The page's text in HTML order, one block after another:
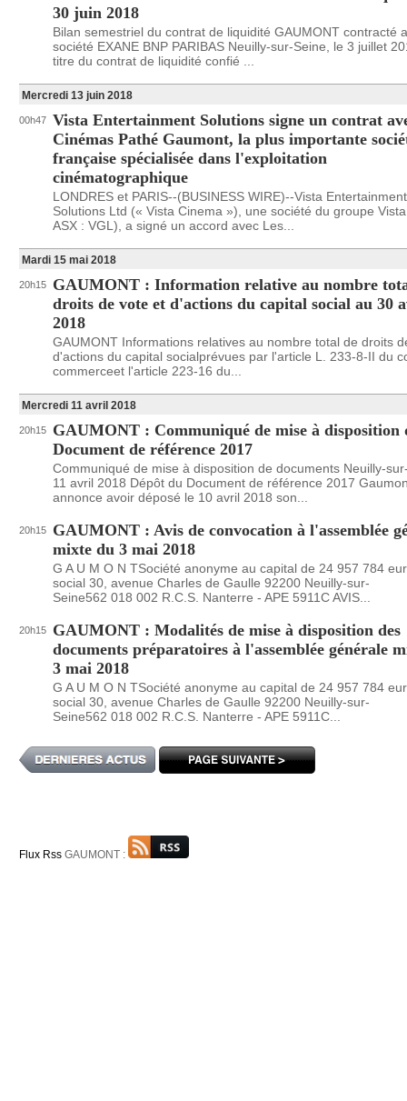
30 juin 2018
Bilan semestriel du contrat de liquidité GAUMONT contracté
société EXANE BNP PARIBAS Neuilly-sur-Seine, le 3 juillet
titre du contrat de liquidité confié ...
Mercredi 13 juin 2018
00h47 Vista Entertainment Solutions signe un contrat
Cinémas Pathé Gaumont, la plus importante
française spécialisée dans l'exploitation
cinématographique
LONDRES et PARIS--(BUSINESS WIRE)--Vista Entertainment
Solutions Ltd (« Vista Cinema »), une société du groupe
ASX : VGL), a signé un accord avec Les...
Mardi 15 mai 2018
20h15
GAUMONT : Information relative au nombre
droits de vote et d'actions du capital social au 30
2018
GAUMONT Informations relatives au nombre total de droits
d'actions du capital socialprévues par l'article L. 233-8-II du
commerceet l'article 223-16 du...
Mercredi 11 avril 2018
20h15
GAUMONT : Communiqué de mise à disposition
Document de référence 2017
Communiqué de mise à disposition de documents Neuilly-
11 avril 2018 Dépôt du Document de référence 2017
annonce avoir déposé le 10 avril 2018 son...
20h15
GAUMONT : Avis de convocation à l'assemblée
mixte du 3 mai 2018
G A U M O N TSociété anonyme au capital de 24 957 784
social 30, avenue Charles de Gaulle 92200 Neuilly-sur-
Seine562 018 002 R.C.S. Nanterre - APE 5911C AVIS...
20h15
GAUMONT : Modalités de mise à disposition des
documents préparatoires à l'assemblée générale
3 mai 2018
G A U M O N TSociété anonyme au capital de 24 957 784
social 30, avenue Charles de Gaulle 92200 Neuilly-sur-
Seine562 018 002 R.C.S. Nanterre - APE 5911C...
Flux Rss GAUMONT :